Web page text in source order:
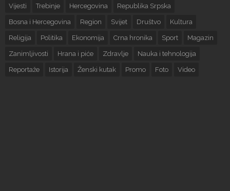
Vijesti Trebinje Hercegovina Republika Srpska
Bosna i Hercegovina Region Svijet Društvo Kultura
Religija Politika Ekonomija Crna hronika Sport Magazin
Zanimljivosti Hrana i piće Zdravlje Nauka i tehnologija
Reportaže Istorija Ženski kutak Promo Foto Video